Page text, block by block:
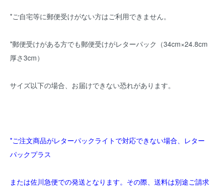
*ご自宅等に郵便受けがない方はご利用できません。
*郵便受けがある方でも郵便受けがレターパック（34cm×24.8cm
厚さ3cm）
サイズ以下の場合、お届けできない恐れがあります。
*ご注文商品がレターパックライトで対応できない場合、レター
パックプラス
または佐川急便での発送となります。その際、送料は別途ご請求